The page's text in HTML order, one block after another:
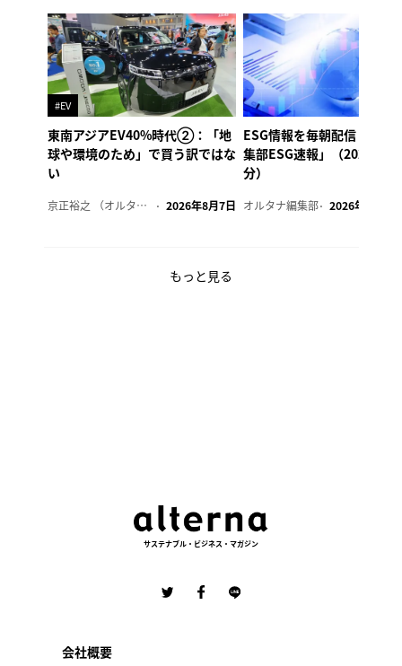
#EV
東南アジアEV40%時代②：「地
球や環境のため」で買う訳ではな
い
京正裕之 （オルタナ副編集長） 2026年8月7日
ESG情報を毎朝配信「オル
集部ESG速報」（2026年8
分）
オルタナ編集部 2026年8月7日
もっと見る
サステナブル・ビジネス・マガジン
会社概要